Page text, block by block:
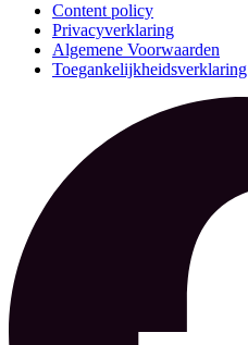
Content policy
Privacyverklaring
Algemene Voorwaarden
Toegankelijkheidsverklaring